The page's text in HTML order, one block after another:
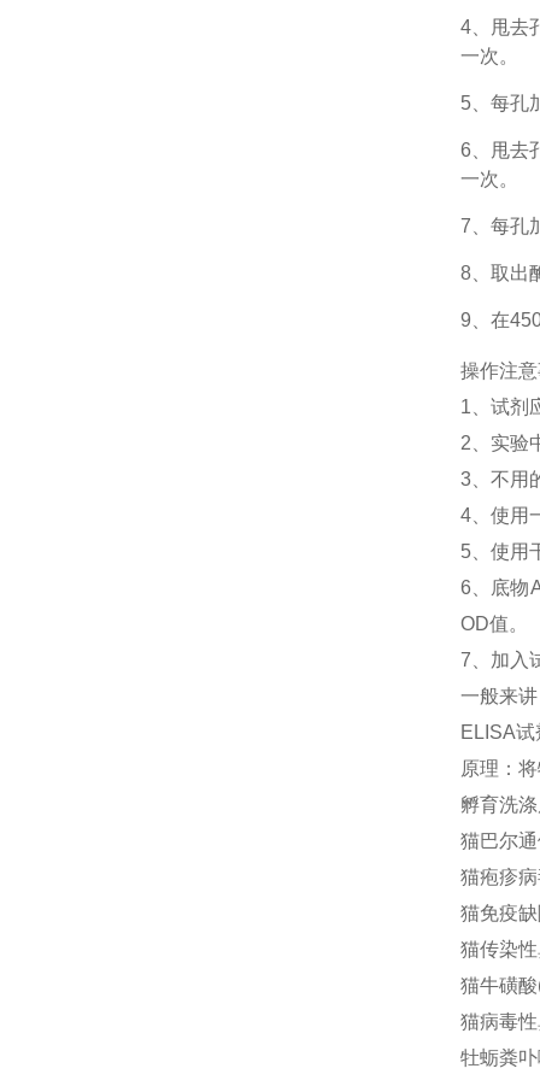
4、甩去
一次。
5、每孔
6、甩去
一次。
7、每孔
8、取出
9、在
操作注
1、 试剂
2、 实验
3、 不用
4、 使用
5、 使用
6、
底物
OD值。
7、加入
一般来
ELISA
原理：
孵育洗
猫巴尔
猫疱疹
猫免疫
猫传染
猫牛磺
猫病毒
牡蛎粪